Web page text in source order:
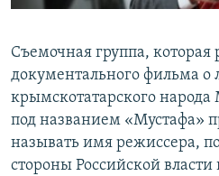
Все сайты RFE/RL
Съемочная группа, которая
документального фильма о
крымскотатарского
под названием «Мустафа»
называть имя режиссера,
стороны Российской